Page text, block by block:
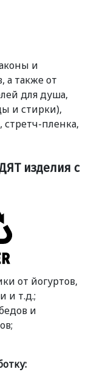
и
а также от
для душа,
и стирки),
стретч-пленка,
изделия с
от йогуртов,
и т.д.;
и